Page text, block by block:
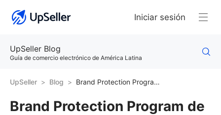
Iniciar sesión
UpSeller Blog
Guía de comercio electrónico de América Latina
UpSeller Blog Brand Protection Program de Mercado Libre Protege tu Marca
Brand Protection Program de